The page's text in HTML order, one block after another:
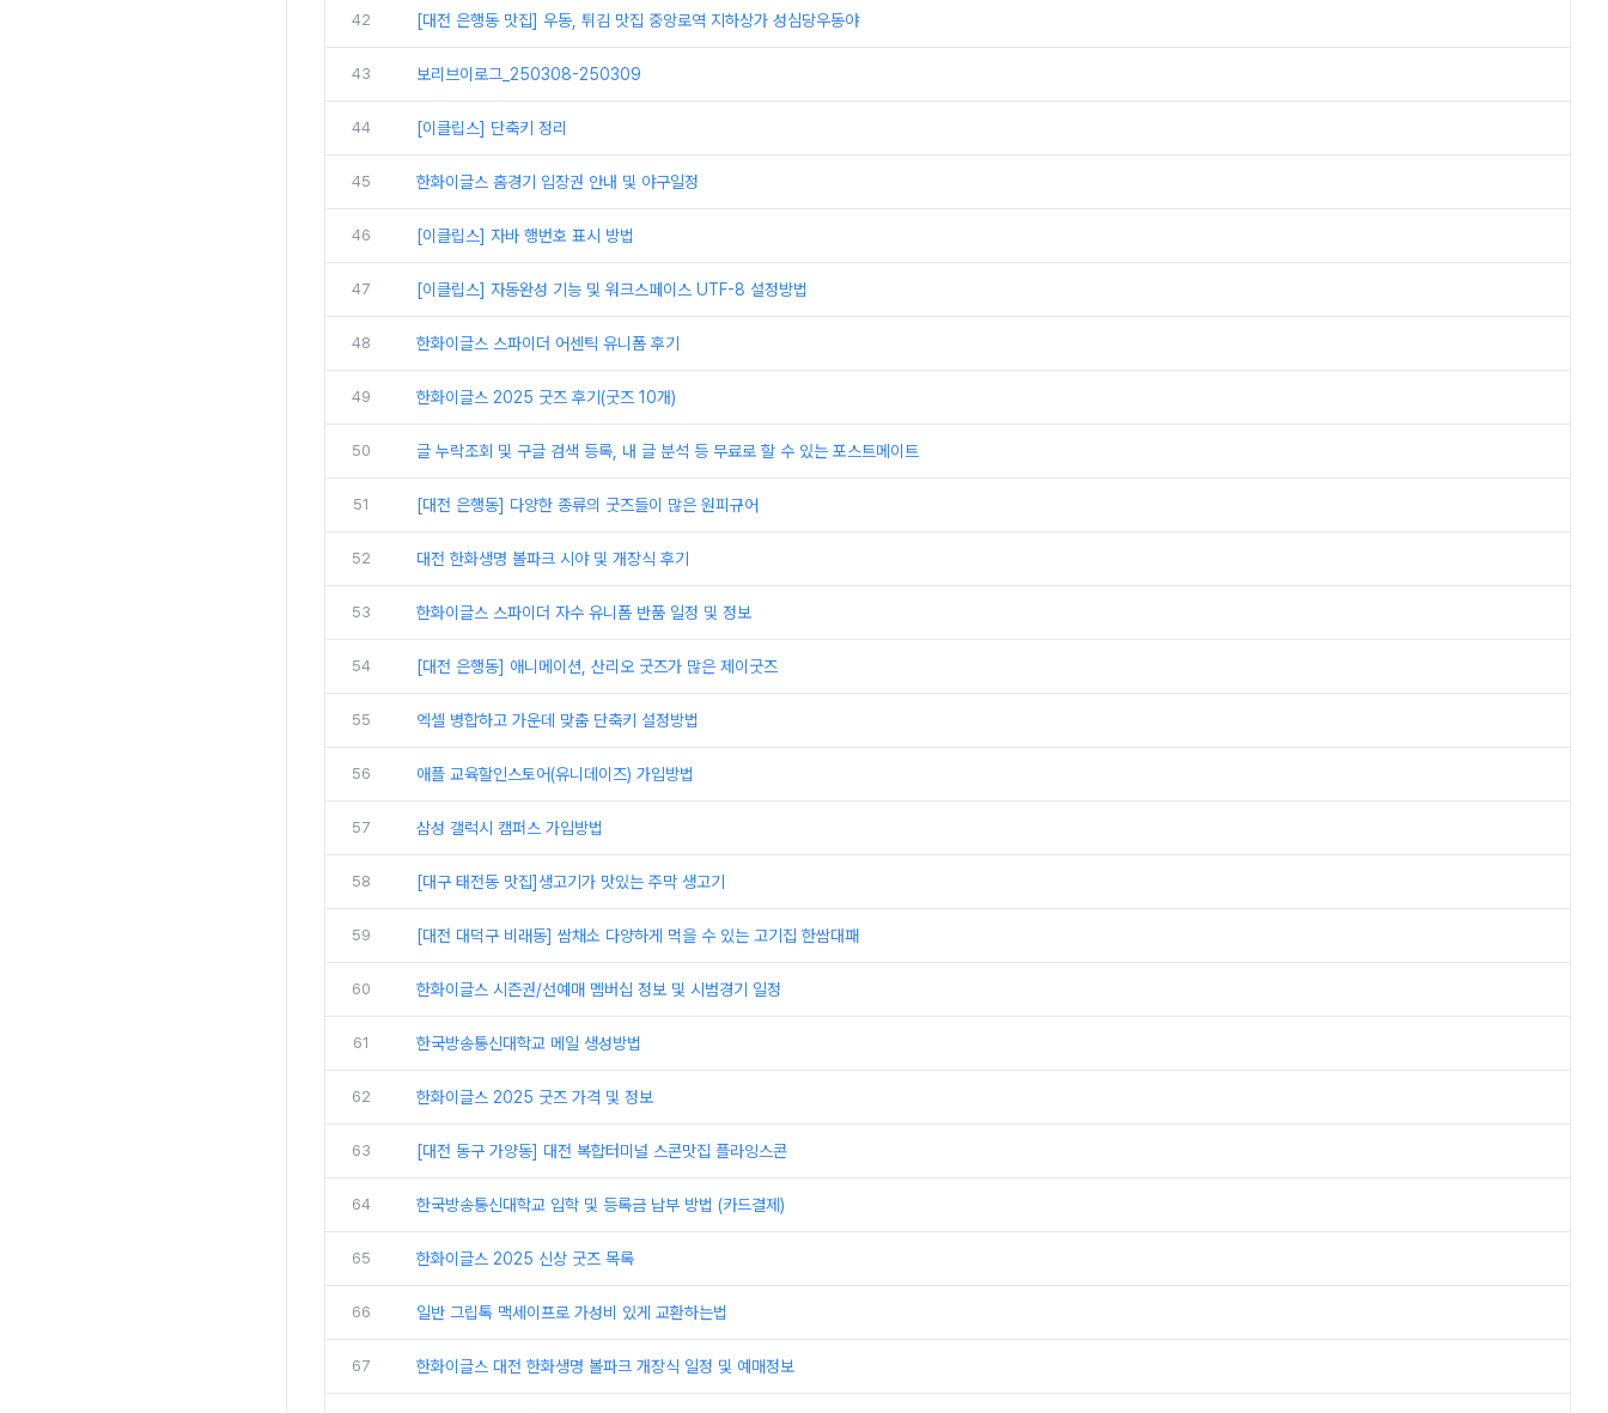
42 [대전 은행동 맛집] 우동, 튀김 맛집 중앙로역 지하상가 성심당우동야
43 보리브이로그_250308-250309
44 [이클립스] 단축키 정리
45 한화이글스 홈경기 입장권 안내 및 야구일정
46 [이클립스] 자바 행번호 표시 방법
47 [이클립스] 자동완성 기능 및 워크스페이스 UTF-8 설정방법
48 한화이글스 스파이더 어센틱 유니폼 후기
49 한화이글스 2025 굿즈 후기(굿즈 10개)
50 글 누락조회 및 구글 검색 등록, 내 글 분석 등 무료로 할 수 있는 포스트메이트
51 [대전 은행동] 다양한 종류의 굿즈들이 많은 원피규어
52 대전 한화생명 볼파크 시야 및 개장식 후기
53 한화이글스 스파이더 자수 유니폼 반품 일정 및 정보
54 [대전 은행동] 애니메이션, 산리오 굿즈가 많은 제이굿즈
55 엑셀 병합하고 가운데 맞춤 단축키 설정방법
56 애플 교육할인스토어(유니데이즈) 가입방법
57 삼성 갤럭시 캠퍼스 가입방법
58 [대구 태전동 맛집]생고기가 맛있는 주막 생고기
59 [대전 대덕구 비래동] 쌈채소 다양하게 먹을 수 있는 고기집 한쌈대패
60 한화이글스 시즌권/선예매 멤버십 정보 및 시범경기 일정
61 한국방송통신대학교 메일 생성방법
62 한화이글스 2025 굿즈 가격 및 정보
63 [대전 동구 가양동] 대전 복합터미널 스콘맛집 플라잉스콘
64 한국방송통신대학교 입학 및 등록금 납부 방법 (카드결제)
65 한화이글스 2025 신상 굿즈 목록
66 일반 그립톡 맥세이프로 가성비 있게 교환하는법
67 한화이글스 대전 한화생명 볼파크 개장식 일정 및 예매정보